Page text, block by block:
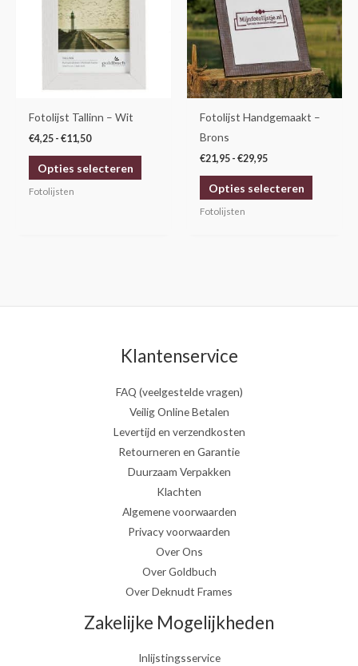
Fotolijst Tallinn – Wit
€4,25 - €11,50
Opties selecteren
kan
productpagina
Fotolijsten
Fotolijst Handgemaakt –
Brons
€21,95 - €29,95
Opties selecteren
meerdere
variaties.
Deze
optie
kan
Fotolijsten
Klantenservice
FAQ (veelgestelde vragen)
Veilig Online Betalen
Levertijd en verzendkosten
Retourneren en Garantie
Duurzaam Verpakken
Klachten
Algemene voorwaarden
Privacy voorwaarden
Over Ons
Over Goldbuch
Over Deknudt Frames
Zakelijke Mogelijkheden
Inlijstingsservice